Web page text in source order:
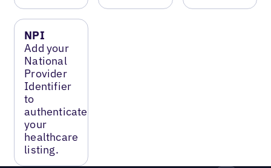
NPI
Add your
National
Provider
Identifier
to
authenticate
your
healthcare
listing.